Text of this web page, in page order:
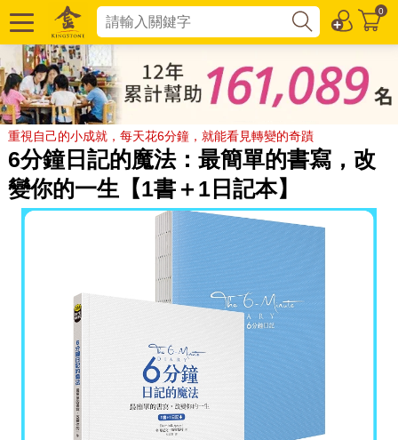
0
重視自己的小成就，每天花6分鐘，就能看見轉變的奇蹟
6分鐘日記的魔法：最簡單的書寫，改
變你的一生【1書＋1日記本】